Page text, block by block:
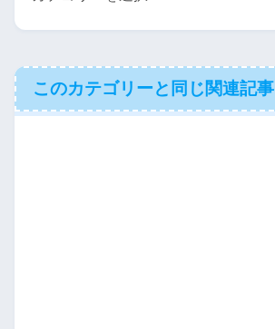
このカテゴリーと同じ関連記事